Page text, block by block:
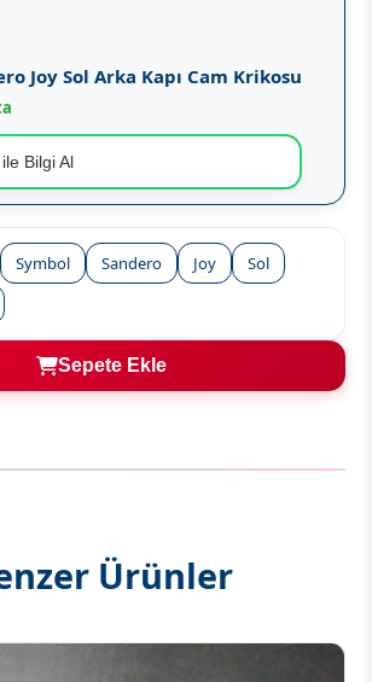
Joy Sol Arka Kapı Cam Krikosu
Bilgi Al
Symbol Sandero Joy
Sol
Sepete Ekle
Ürünler